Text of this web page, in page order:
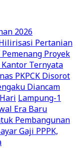
2026
Pertanian
Proyek
Ternyata
PKPCK Disorot
Diancam
Lampung-1
Era Baru
Pembangunan
Gaji PPPK,